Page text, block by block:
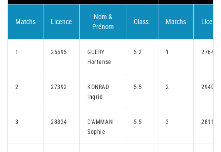
Matchs Licence
Nom &
Prénom
Class. Matchs
1 26595
GUERY
Hortense
5.2 1 27640
2 27392
KONRAD
Ingrid
5.5 2 29403
3 28834
D'AMMAN
Sophie
5.5 3 28115